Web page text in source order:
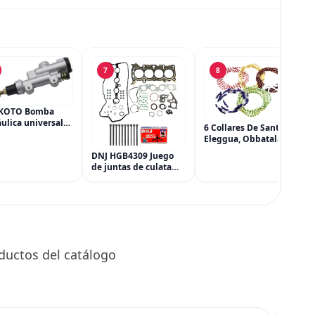
Bomba
universal
7
DNJ HGB4309 Juego
de juntas de culata
8
6 Collares De Santeria,
Eleggua, Obbatala,
del catálogo